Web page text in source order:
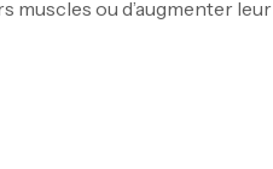
muscles ou d’augmenter leur